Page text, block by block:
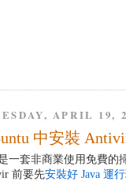
APRIL 19,
中安裝
一套非商業使用免費的
前要先安裝好 Java 運